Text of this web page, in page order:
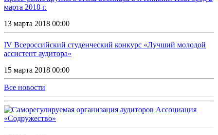
марта 2018 г.
13 марта 2018 00:00
IV Всероссийский студенческий конкурс «Лучший молодой
ассистент аудитора»
15 марта 2018 00:00
Все новости